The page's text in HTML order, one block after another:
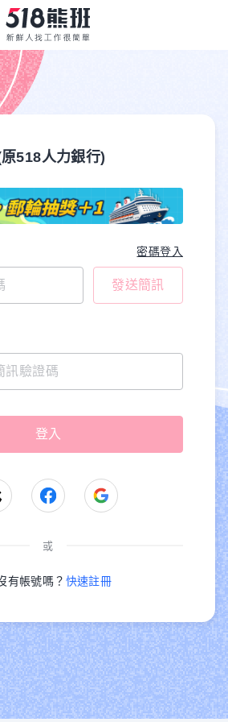
518人力銀行)
密碼登入
發送簡訊
或
有帳號嗎？ 快速註冊